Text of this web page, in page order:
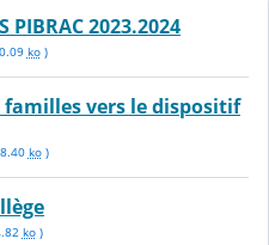
PIBRAC 2023.2024
ko)
vers le dispositif
ko)
ko)